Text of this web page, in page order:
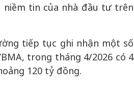
niềm tin của nhà đầu tư trên
tiếp tục ghi nhận một số
trong tháng 4/2026 có 4
120 tỷ đồng.